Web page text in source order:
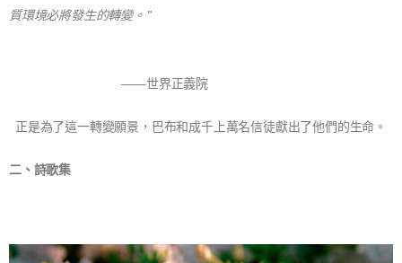
質環境必將發生的轉變。”
——世界正義院
正是為了這一轉變願景，巴布和成千上萬名信徒獻出了他們的生命。
二、詩歌集